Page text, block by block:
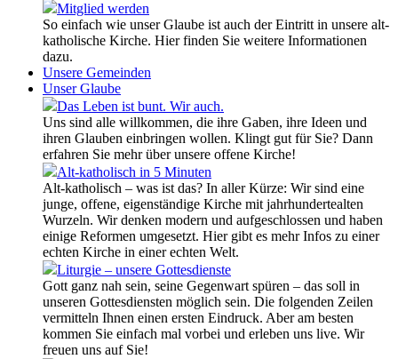
Mitglied werden
So einfach wie unser Glaube ist auch der Eintritt in unsere alt-
katholische Kirche. Hier finden Sie weitere Informationen
dazu.
Unsere Gemeinden
Unser Glaube
Das Leben ist bunt. Wir auch.
Uns sind alle willkommen, die ihre Gaben, ihre Ideen und
ihren Glauben einbringen wollen. Klingt gut für Sie? Dann
erfahren Sie mehr über unsere offene Kirche!
Alt-katholisch in 5 Minuten
Alt-katholisch – was ist das? In aller Kürze: Wir sind eine
junge, offene, eigenständige Kirche mit jahrhundertealten
Wurzeln. Wir denken modern und aufgeschlossen und haben
einige Reformen umgesetzt. Hier gibt es mehr Infos zu einer
echten Kirche in einer echten Welt.
Liturgie – unsere Gottesdienste
Gott ganz nah sein, seine Gegenwart spüren – das soll in
unseren Gottesdiensten möglich sein. Die folgenden Zeilen
vermitteln Ihnen einen ersten Eindruck. Aber am besten
kommen Sie einfach mal vorbei und erleben uns live. Wir
freuen uns auf Sie!